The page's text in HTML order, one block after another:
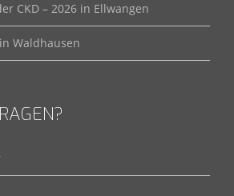
CKD – 2026 in Ellwangen
Waldhausen